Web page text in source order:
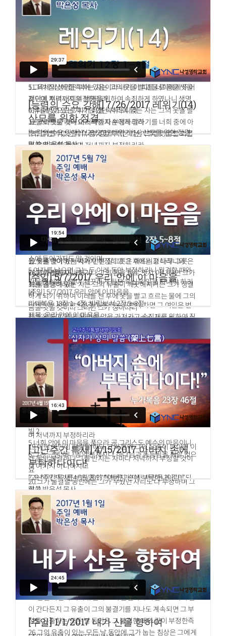
8.너는 또 그들에게 이르라 이스라엘 집 사람이나 혹은 그들
중에 거류하는 거류민이 번제나 제물을 드리되
9.회막 문으로 가져다가 여호와께 드리지 아니하면 그는 백성
중에서 끊어지리라
10.이스라엘 집 사람이나 그들 중에 거류하는 거류민 중에 무
슨 피든지 먹는 자가 있으면 내가 그 피를 먹는 그 사람에게는
내 얼굴을 대하여 그를 백성 중에서 끊으리니
11.육체의 생명은 피에 있음이라 내가 이 피를 너희에게 주어
제단에 뿌려 너희의 생명을 위하여 속죄하게 하였나니 생명
이 피에 있으므로 피가 죄를 속하느니라
12.그러므로 내가 이스라엘 자손에게 말하기를 너희 중에 아
무도 피를 먹지 말며 너희 중에 거류하는 거류민이라도 피를
먹지 말라 하였나니
13.모든 이스라엘 자손이나 그들 중에 거류하는 거류민이 먹
을 만한 짐승이나 새를 사냥하여 잡거든 그것의 피를 흘리고
흙으로 덮을지니라
14.모든 생물은 그 피가 생명과 일체라 그러므로 내가 이스라
엘 자손에게 이르기를 너희는 어떤 육체의 피든지 먹지 말라
하였나니 모든 육체의 생명은 그것의 피인즉 그 피를 먹는 모
든 자는 끊어지리라
15.또 스스로 죽은 것이나 들짐승에게 찢겨 죽은 것을 먹은 모
든 자는 본토인이거나 거류민이거나 그의 옷을 빨고 물로 몸
을 씻을 것이며 저녁까지 부정하고 그 후에는 정하려니와
16.그가 빨지 아니하거나 그의 몸을 물로 씻지 아니하면 그가
죄를 담당하리라
2.이스라엘 자손에게 말하여 이르라 누구든지 그의 몸에 유출
병이 있으면 그 유출병으로 말미암아 부정한 자라
3.그의 유출병으로 말미암아 부정함이 이러하니 곧 그의 몸에
서 흘러 나오든지 그의 몸에서 흘러 나오는 것이 막혔든지 부
4.유출병 있는 자가 눕는 침상은 다 부정하고 그가 앉았던 자
리도 다 부정하니
5.그의 침상에 접촉하는 자는 그의 옷을 빨고 물로 몸을 씻을
것이며 저녁까지 부정하리라
6.유출병이 있는 자가 앉았던 자리에 앉는 자는 그의 옷을 빨
고 물로 씻을 것이요 저녁까지 부정하리라
7.유출병이 있는 자의 몸에 접촉하는 자는 그의 옷을 빨고 물
로 몸을 씻을 것이며 저녁까지 부정하리라
8.유출병이 있는 자가 정한 자에게 침을 뱉으면 정한 자는 그
의 옷을 빨고 물로 몸을 씻을 것이며 저녁까지 부정하리라
9.유출병이 있는 자가 탔던 안장은 다 부정하며
10.그의 몸 아래에 닿았던 것에 접촉한 자는 다 저녁까지 부정
하며 그런 것을 옮기는 자는 그의 옷을 빨고 물로 몸을 씻을 것
이며 저녁까지 부정하리라
11.유출병이 있는 자가 물로 그의 손을 씻지 아니하고 아무든
지 만지면 그 자는 그의 옷을 빨고 물로 몸을 씻을 것이며 저녁
까지 부정하리라
12.유출병이 있는 자가 만진 질그릇은 깨뜨리고 나무 그릇은
다 물로 씻을지니라
13.유출병이 있는 자는 그의 유출이 깨끗해지거든 그가 정결
하게 되기 위하여 이레를 센 후에 옷을 빨고 흐르는 물에 그의
몸을 씻을 것이라 그러면 그가 정하리니
14.여덟째 날에 산비둘기 두 마리나 집비둘기 새끼 두 마리를
자기를 위하여 가져다가 회막 문 여호와 앞으로 가서 제사장
에게 줄 것이요
15.제사장은 그 한 마리는 속죄제로, 다른 한 마리는 번제로
드려 그의 유출병으로 말미암아 여호와 앞에서 속죄할지니라
16.설정한 자는 전신을 물로 씻을 것이며 저녁까지 부정하리
라
17.정수가 묻은 모든 옷과 가죽은 물에 빨 것이며 저녁까지 부
정하리라
18.남녀가 동침하여 설정하였거든 둘 다 물로 몸을 씻을 것이
며 저녁까지 부정하리라
19.어떤 여인이 유출을 하되 그의 몸에 그의 유출이 피이면 이
레 동안 불결하니 그를 만지는 자마다 저녁까지 부정할 것이
요
20.그가 불결할 동안에는 그가 누웠던 자리도 다 부정하며 그
가 앉았던 자리도 다 부정한즉
21.그의 침상을 만지는 자는 다 그의 옷을 빨고 물로 몸을 씻
을 것이요 저녁까지 부정할 것이며
22.그가 앉은 자리를 만지는 자도 다 그들의 옷을 빨고 물로
몸을 씻을 것이요 저녁까지 부정할 것이며
23.그의 침상 위에나 그가 앉은 자리 위에 있는 것을 만지는
모든 자도 저녁까지 부정할 것이며
24.누구든지 이 여인과 동침하여 그의 불결함에 전염되면 이
레 동안 부정할 것이라 그가 눕는 침상은 다 부정하니라
25.만일 여인의 피의 유출이 그의 불결기가 아닌데도 여러 날
이 간다든지 그 유출이 그의 불결기를 지나도 계속되면 그 부
정을 유출하는 모든 날 동안은 그 불결한 때와 같이 부정한즉
26.그의 유출이 있는 모든 날 동안에 그가 눕는 침상은 그에게
[능력의 수요 강해] 7/26/2017 레위기(14)
산모를 위한 정결
[능력의 수요 강해] 7/26/2017 레위기(14) 산모를 위한 정결
말씀: 박은성 목사
레위기 12장 1~8절
1.여호와께서 모세에게 말씀하여 이르시되
2.이스라엘 자손에게 말하여 이르라 여인이 임신하여 남자를
낳으면 그는 이레 동안 부정하리니 곧 월경할 때와 같이 부정
할 것이며
3.여덟째 날에는 그 아이의 포피를 벨 것이요
4.그 여인은 아직도 삼십삼 일을 지내야 산혈이 깨끗하리니
정결하게 되는 기한이 차기 전에는 성물을 만지지도 말며 성
소에 들어가지도 말 것이며
5.여자를 낳으면 그는 두 이레 동안 부정하리니 월경할 때와
같을 것이며 산혈이 깨끗하게 됨은 육십육 일을 지내야 하리
라
6.아들이나 딸이나 정결하게 되는 기한이 차면 그 여인은 번
제를 위하여 일 년 된 어린 양을 가져가고 속죄제를 위하여 집
비둘기 새끼나 산비둘기를 회막 문 제사장에게로 가져갈 것
7.제사장은 그것을 여호와 앞에 드려서 그 여인을 위하여 속
죄할지니 그리하면 산혈이 깨끗하리라 이는 아들이나 딸을
생산한 여인에게 대한 규례니라
8.그 여인이 어린 양을 바치기에 힘이 미치지 못하면 산비둘
기 두 마리나 집비둘기 새끼 두 마리를 가져다가 하나는 번제
물로, 하나는 속죄제물로 삼을 것이요 제사장은 그를 위하여
속죄할지니 그가 정결하리라
[주일] 5/7/2017 우리 안에 이 마음을
[주일] 5/7/2017 우리 안에 이 마음을
마태복음 18장 1~4절, 빌립보서 2장 5~8절
제목: 우리 안에 이 마음을
1.그 때에 제자들이 예수께 나아와 이르되 천국에서는 누가
2.예수께서 한 어린 아이를 불러 그들 가운데 세우시고
3.이르시되 진실로 너희에게 이르노니 너희가 돌이켜 어린 아
이들과 같이 되지 아니하면 결단코 천국에 들어가지 못하리
라
4.그러므로 누구든지 이 어린 아이와 같이 자기를 낮추는 사
람이 천국에서 큰 자니라
빌 2
5.너희 안에 이 마음을 품으라 곧 그리스도 예수의 마음이니
6.그는 근본 하나님의 본체시나 하나님과 동등됨을 취할 것으
로 여기지 아니하시고
7.오히려 자기를 비워 종의 형체를 가지사 사람들과 같이 되
셨고
8.사람의 모양으로 나타나사 자기를 낮추시고 죽기까지 복종
하셨으니 곧 십자가에 죽으심이라
[고난주간 특새] 4/15/2017 아버지 손에
부탁하나이다!
[고난주간 특새] 4/15/2017 “아버지 손에 부탁하나이다!”
말씀 박은성 목사
누가복음 23장 46절
예수께서 큰 소리로 불러 이르시되 아버지 내 영혼을 아버지
손에 부탁하나이다 하고 이 말씀을 하신 후 숨지시니라
[주일] 1/1/2017 내가 산을 향하여